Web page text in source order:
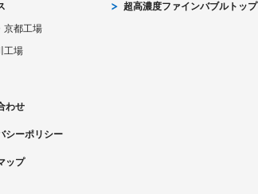
京都工場
工場
わせ
シーポリシー
ップ
超高濃度ファインバブルトップ